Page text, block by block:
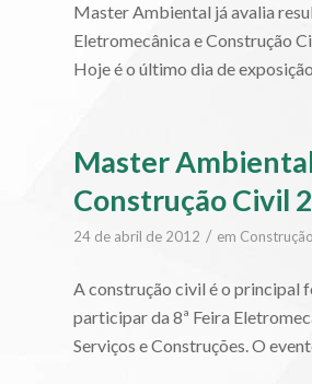
Master Ambiental já avalia
Eletromecânica e Construção
Hoje é o último dia de
Master
Construção Civil
24 de abril de 2012 / em
A construção civil é o principal
participar da 8ª Feira
Serviços e Construções. O